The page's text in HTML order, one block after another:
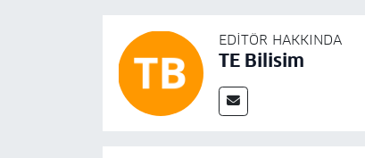
EDITÖR HAKKINDA
TE Bilisim